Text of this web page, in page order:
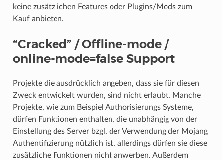
keine zusätzlichen Features oder Plugins/Mods zum
Kauf anbieten.
“Cracked” / Offline-mode /
online-mode=false Support
Projekte die ausdrücklich angeben, dass sie für diesen
Zweck entwickelt wurden, sind nicht erlaubt. Manche
Projekte, wie zum Beispiel Authorisierungs Systeme,
dürfen Funktionen enthalten, die unabhängig von der
Einstellung des Server bzgl. der Verwendung der Mojang
Authentifizierung nützlich ist, allerdings dürfen sie diese
zusätzliche Funktionen nicht anwerben. Außerdem